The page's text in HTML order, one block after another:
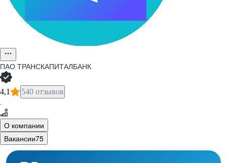
ПАО ТРАНСКАПИТАЛБАНК
4,1 540 отзывов
·
О компании
Вакансии75